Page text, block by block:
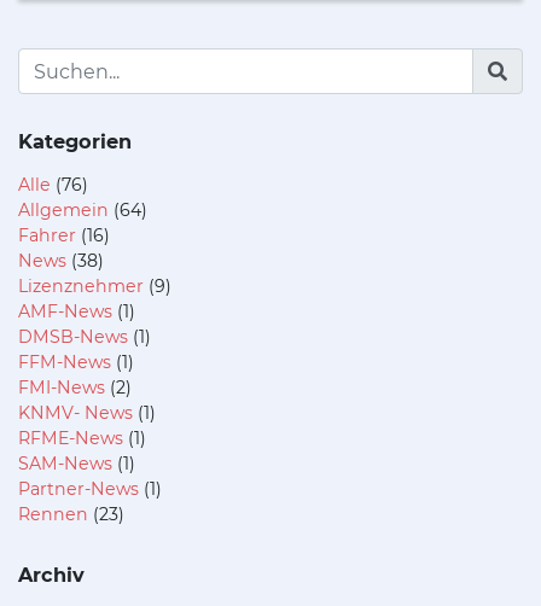
Kategorien
Alle (76)
Allgemein (64)
Fahrer (16)
News (38)
Lizenznehmer (9)
AMF-News (1)
DMSB-News (1)
FFM-News (1)
FMI-News (2)
KNMV- News (1)
RFME-News (1)
SAM-News (1)
Partner-News (1)
Rennen (23)
Archiv